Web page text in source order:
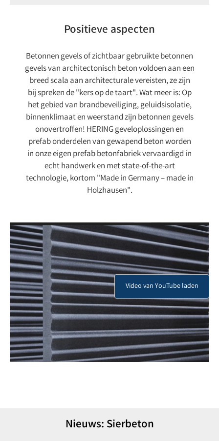
Positieve aspecten
Betonnen gevels of zichtbaar gebruikte betonnen
gevels van architectonisch beton voldoen aan een
breed scala aan architecturale vereisten, ze zijn
bij spreken de "kers op de taart". Wat meer is: Op
het gebied van brandbeveiliging, geluidsisolatie,
binnenklimaat en weerstand zijn betonnen gevels
onovertroffen! HERING geveloplossingen en
prefab onderdelen van gewapend beton worden
in onze eigen prefab betonfabriek vervaardigd in
echt handwerk en met state-of-the-art
technologie, kortom "Made in Germany – made in
Holzhausen".
Nieuws: Sierbeton